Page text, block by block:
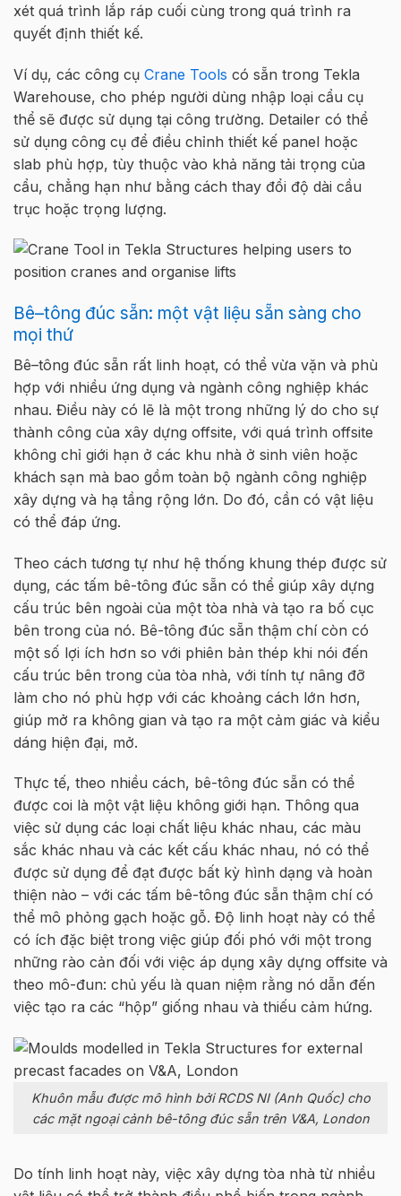
xét quá trình lắp ráp cuối cùng trong quá trình ra
quyết định thiết kế.
Ví dụ, các công cụ Crane Tools có sẵn trong Tekla
Warehouse, cho phép người dùng nhập loại cẩu cụ
thể sẽ được sử dụng tại công trường. Detailer có thể
sử dụng công cụ để điều chỉnh thiết kế panel hoặc
slab phù hợp, tùy thuộc vào khả năng tải trọng của
cẩu, chẳng hạn như bằng cách thay đổi độ dài cầu
trục hoặc trọng lượng.
Bê–tông đúc sẵn: một vật liệu sẵn sàng cho
mọi thứ
Bê–tông đúc sẵn rất linh hoạt, có thể vừa vặn và phù
hợp với nhiều ứng dụng và ngành công nghiệp khác
nhau. Điều này có lẽ là một trong những lý do cho sự
thành công của xây dựng offsite, với quá trình offsite
không chỉ giới hạn ở các khu nhà ở sinh viên hoặc
khách sạn mà bao gồm toàn bộ ngành công nghiệp
xây dựng và hạ tầng rộng lớn. Do đó, cần có vật liệu
có thể đáp ứng.
Theo cách tương tự như hệ thống khung thép được sử
dụng, các tấm bê-tông đúc sẵn có thể giúp xây dựng
cấu trúc bên ngoài của một tòa nhà và tạo ra bố cục
bên trong của nó. Bê-tông đúc sẵn thậm chí còn có
một số lợi ích hơn so với phiên bản thép khi nói đến
cấu trúc bên trong của tòa nhà, với tính tự nâng đỡ
làm cho nó phù hợp với các khoảng cách lớn hơn,
giúp mở ra không gian và tạo ra một cảm giác và kiểu
dáng hiện đại, mở.
Thực tế, theo nhiều cách, bê-tông đúc sẵn có thể
được coi là một vật liệu không giới hạn. Thông qua
việc sử dụng các loại chất liệu khác nhau, các màu
sắc khác nhau và các kết cấu khác nhau, nó có thể
được sử dụng để đạt được bất kỳ hình dạng và hoàn
thiện nào – với các tấm bê-tông đúc sẵn thậm chí có
thể mô phỏng gạch hoặc gỗ. Độ linh hoạt này có thể
có ích đặc biệt trong việc giúp đối phó với một trong
những rào cản đối với việc áp dụng xây dựng offsite và
theo mô-đun: chủ yếu là quan niệm rằng nó dẫn đến
việc tạo ra các “hộp” giống nhau và thiếu cảm hứng.
Khuôn mẫu được mô hình bởi RCDS NI (Anh Quốc) cho
các mặt ngoại cảnh bê-tông đúc sẵn trên V&A, London
Do tính linh hoạt này, việc xây dựng tòa nhà từ nhiều